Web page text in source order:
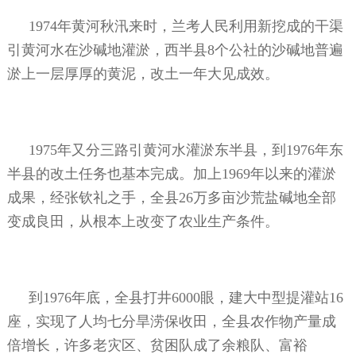
1974年黄河秋汛来时，兰考人民利用新挖成的干渠
引黄河水在沙碱地灌淤，西半县8个公社的沙碱地普遍
淤上一层厚厚的黄泥，改土一年大见成效。
1975年又分三路引黄河水灌淤东半县，到1976年东
半县的改土任务也基本完成。加上1969年以来的灌淤
成果，经张钦礼之手，全县26万多亩沙荒盐碱地全部
变成良田，从根本上改变了农业生产条件。
到1976年底，全县打井6000眼，建大中型提灌站16
座，实现了人均七分旱涝保收田，全县农作物产量成
倍增长，许多老灾区、贫困队成了余粮队、富裕